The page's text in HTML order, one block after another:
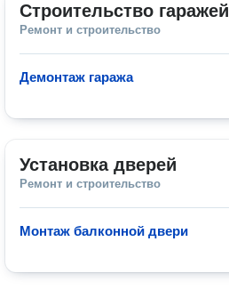
Строительство гаражей
Ремонт и строительство
Демонтаж гаража
Установка дверей
Ремонт и строительство
Монтаж балконной двери